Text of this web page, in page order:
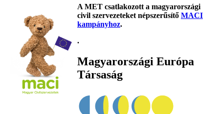
A MET csatlakozott a magyarországi
civil szervezeteket népszerűsítő MACI
kampányhoz.
.
Magyarországi Európa
Társaság